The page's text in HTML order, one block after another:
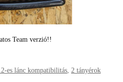
Team verzió!!
es lánc kompatibilitás, 2 tányérok